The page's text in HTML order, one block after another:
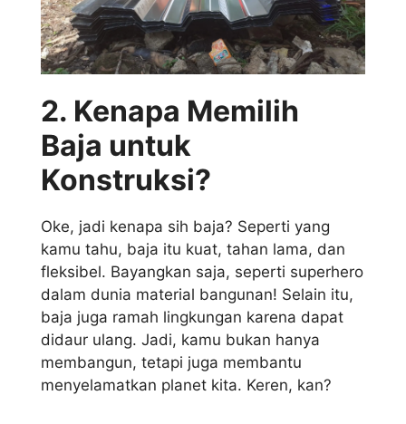
2. Kenapa Memilih
Baja untuk
Konstruksi?
Oke, jadi kenapa sih baja? Seperti yang
kamu tahu, baja itu kuat, tahan lama, dan
fleksibel. Bayangkan saja, seperti superhero
dalam dunia material bangunan! Selain itu,
baja juga ramah lingkungan karena dapat
didaur ulang. Jadi, kamu bukan hanya
membangun, tetapi juga membantu
menyelamatkan planet kita. Keren, kan?